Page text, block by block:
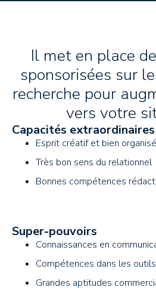
Il met en place
sponsorisées sur
recherche pour
vers votre
Capacités extraordinaires
Esprit créatif et bien organisé
Très bon sens du relationnel
Bonnes compétences
Super-pouvoirs
Connaissances en
Compétences dans les
Grandes aptitudes